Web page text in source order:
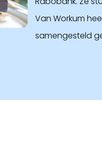
Van Workum
samengesteld